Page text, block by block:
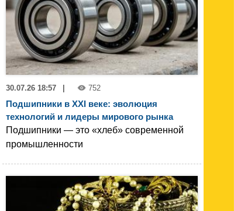
30.07.26 18:57 752
Подшипники в XXI веке: эволюция
технологий и лидеры мирового рынка
Подшипники — это «хлеб» современной
промышленности